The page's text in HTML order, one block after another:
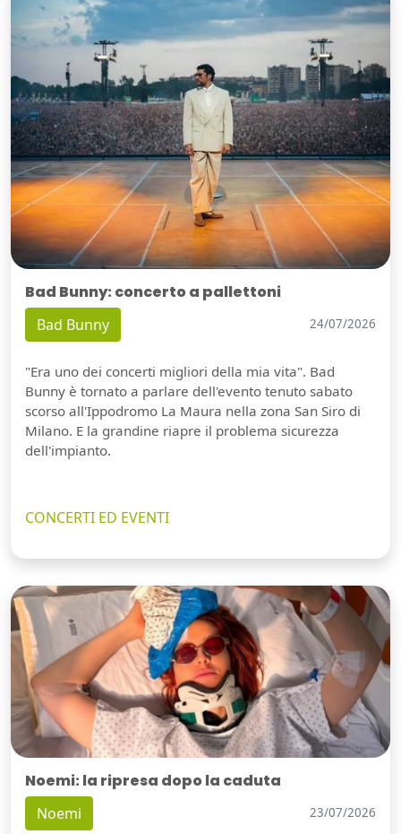
Bad Bunny: concerto a pallettoni
Bad Bunny 24/07/2026
"Era uno dei concerti migliori della mia vita". Bad
Bunny è tornato a parlare dell'evento tenuto sabato
scorso all'Ippodromo La Maura nella zona San Siro di
Milano. E la grandine riapre il problema sicurezza
dell'impianto.
CONCERTI ED EVENTI
Noemi: la ripresa dopo la caduta
Noemi 23/07/2026